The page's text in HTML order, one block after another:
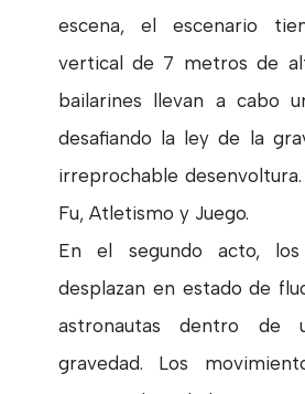
escena, el escenario
vertical de 7 metros de
bailarines llevan a cabo
desafiando la ley de la
irreprochable
Fu, Atletismo y Juego.
En el segundo acto,
desplazan en estado de
astronautas dentro de
gravedad. Los